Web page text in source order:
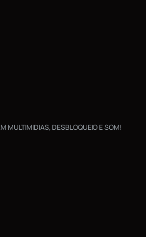
MULTIMIDIAS, DESBLOQUEIO E SOM!